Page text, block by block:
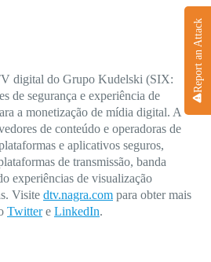
Report an Attack
digital do Grupo Kudelski (SIX:
de segurança e experiência de
a monetização de mídia digital. A
de conteúdo e operadoras de
e aplicativos seguros,
de transmissão, banda
experiências de visualização
Visite dtv.nagra.com para obter mais
Twittere LinkedIn.